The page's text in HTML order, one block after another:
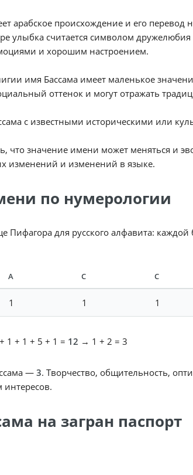
арабское происхождение и его перевод
улыбка считается символом
и хорошим настроением.
имя Бассама имеет маленькое
оттенок и могут отражать
с известными историческими или
что значение имени может меняться и
изменений и изменений в языке.
по нумерологии
Пифагора для русского алфавита:
А С С
1 1 1
1 + 1 + 5 + 1 = 12 → 1 + 2 = 3
—3. Творчество, общительность,
на загран паспорт